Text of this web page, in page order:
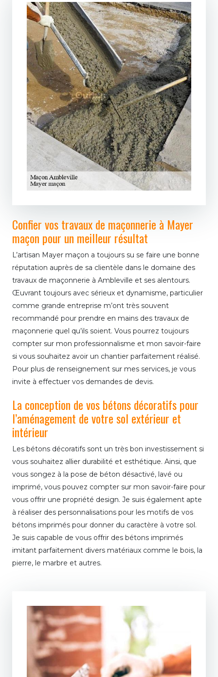
Confier vos travaux de maçonnerie à Mayer
maçon pour un meilleur résultat
L’artisan Mayer maçon a toujours su se faire une bonne
réputation auprès de sa clientèle dans le domaine des
travaux de maçonnerie à Ambleville et ses alentours.
Œuvrant toujours avec sérieux et dynamisme, particulier
comme grande entreprise m’ont très souvent
recommandé pour prendre en mains des travaux de
maçonnerie quel qu’ils soient. Vous pourrez toujours
compter sur mon professionnalisme et mon savoir-faire
si vous souhaitez avoir un chantier parfaitement réalisé.
Pour plus de renseignement sur mes services, je vous
invite à effectuer vos demandes de devis.
La conception de vos bétons décoratifs pour
l’aménagement de votre sol extérieur et
intérieur
Les bétons décoratifs sont un très bon investissement si
vous souhaitez allier durabilité et esthétique. Ainsi, que
vous songez à la pose de béton désactivé, lavé ou
imprimé, vous pouvez compter sur mon savoir-faire pour
vous offrir une propriété design. Je suis également apte
à réaliser des personnalisations pour les motifs de vos
bétons imprimés pour donner du caractère à votre sol.
Je suis capable de vous offrir des bétons imprimés
imitant parfaitement divers matériaux comme le bois, la
pierre, le marbre et autres.